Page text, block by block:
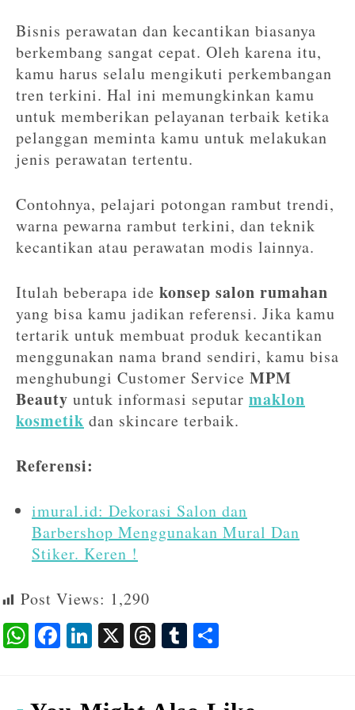
Bisnis perawatan dan kecantikan biasanya
berkembang sangat cepat. Oleh karena itu,
kamu harus selalu mengikuti perkembangan
tren terkini. Hal ini memungkinkan kamu
untuk memberikan pelayanan terbaik ketika
pelanggan meminta kamu untuk melakukan
jenis perawatan tertentu.
Contohnya, pelajari potongan rambut trendi,
warna pewarna rambut terkini, dan teknik
kecantikan atau perawatan modis lainnya.
Itulah beberapa ide konsep salon rumahan
yang bisa kamu jadikan referensi. Jika kamu
tertarik untuk membuat produk kecantikan
menggunakan nama brand sendiri, kamu bisa
menghubungi Customer Service MPM
Beauty untuk informasi seputar maklon
kosmetik dan skincare terbaik.
Referensi:
imural.id: Dekorasi Salon dan
Barbershop Menggunakan Mural Dan
Stiker. Keren !
Post Views: 1,290
W
ha
F
ac
Li
n
X T
hr
T
u